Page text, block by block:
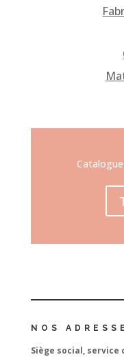
NOS
Siège social, service